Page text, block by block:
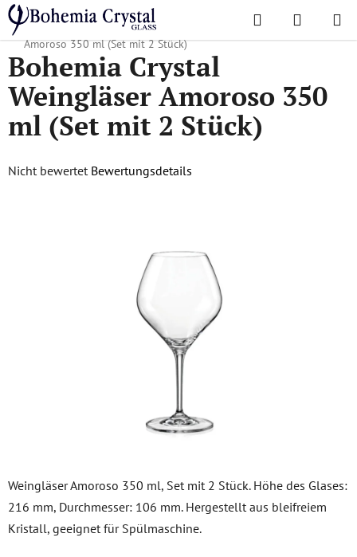
Zum
Inhalt
springen
Suchen
Startseite
/ Lieblingskollektionen /
Bohemia Crystal Weingläser
Amoroso 350 ml (Set mit 2 Stück)
Weingläser Amoroso 350 ml, Set mit 2 Stück. Höhe des Glases:
216 mm, Durchmesser: 106 mm. Hergestellt aus bleifreiem
Kristall, geeignet für Spülmaschine.
Bohemia Crystal
Weingläser Amoroso 350
ml (Set mit 2 Stück)
Die
Nicht bewertet Bewertungsdetails